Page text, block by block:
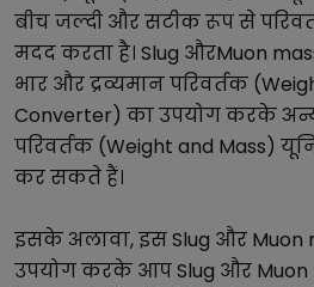
बीच जल्दी और सटीक रूप से
मदद करता है। Slug औरMuon
भार और द्रव्यमान परिवर्तक
Converter) का उपयोग करके
परिवर्तक (Weight and Mass)
कर सकते हैं।
इसके अलावा, इसSlug और Muon
उपयोग करके आपSlug और Muon